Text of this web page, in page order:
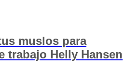
muslos para
trabajo Helly Hansen